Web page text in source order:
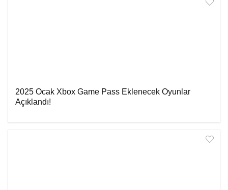
2025 Ocak Xbox Game Pass Eklenecek Oyunlar
Açıklandı!